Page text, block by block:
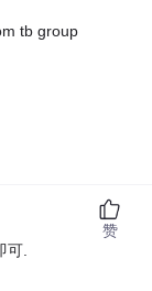
tb group
可.
赞